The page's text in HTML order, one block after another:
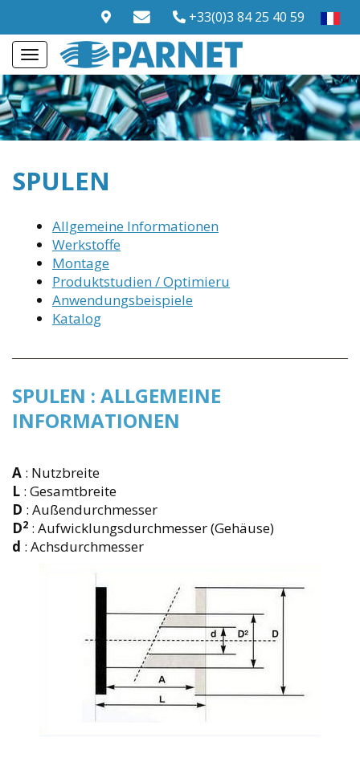
+33(0)3 84 25 40 59
SPULEN
Allgemeine Informationen
Werkstoffe
Montage
Produktstudien / Optimieru
Anwendungsbeispiele
Katalog
SPULEN : ALLGEMEINE
INFORMATIONEN
A : Nutzbreite
L : Gesamtbreite
D : Außendurchmesser
D2 : Aufwicklungsdurchmesser (Gehäuse)
d : Achsdurchmesser